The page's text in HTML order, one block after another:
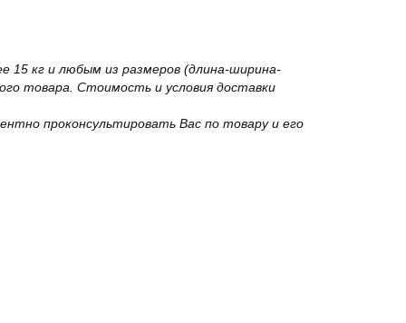
15 кг и любым из размеров (длина-ширина-
товара. Стоимость и условия доставки
проконсультировать Вас по товару и его